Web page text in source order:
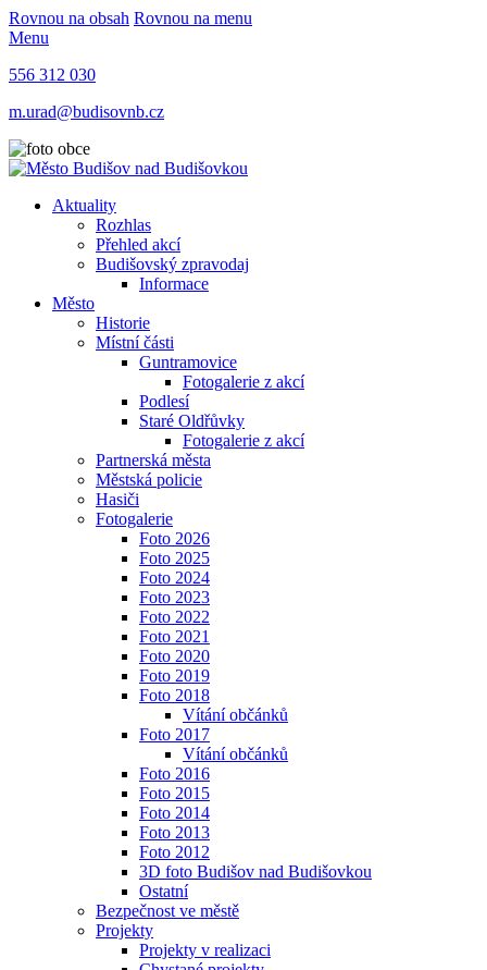
Rovnou na obsah Rovnou na menu
Menu
556 312 030
m.urad@budisovnb.cz
Aktuality
Rozhlas
Přehled akcí
Budišovský zpravodaj
Informace
Město
Historie
Místní části
Guntramovice
Fotogalerie z akcí
Podlesí
Staré Oldřůvky
Fotogalerie z akcí
Partnerská města
Městská policie
Hasiči
Fotogalerie
Foto 2026
Foto 2025
Foto 2024
Foto 2023
Foto 2022
Foto 2021
Foto 2020
Foto 2019
Foto 2018
Vítání občánků
Foto 2017
Vítání občánků
Foto 2016
Foto 2015
Foto 2014
Foto 2013
Foto 2012
3D foto Budišov nad Budišovkou
Ostatní
Bezpečnost ve městě
Projekty
Projekty v realizaci